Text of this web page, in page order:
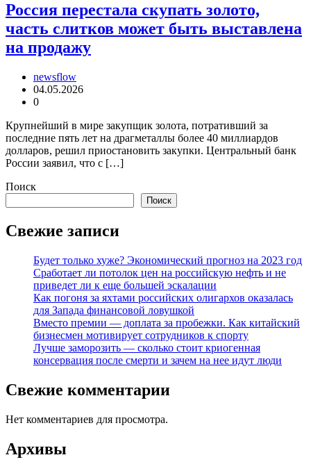
Россия перестала скупать золото,
часть слитков может быть выставлена
на продажу
newsflow
04.05.2026
0
Крупнейший в мире закупщик золота, потративший за
последние пять лет на драгметаллы более 40 миллиардов
долларов, решил приостановить закупки. Центральный банк
России заявил, что с […]
Поиск
Поиск
Свежие записи
Будет только хуже? Экономический прогноз на 2023 год
Сработает ли потолок цен на российскую нефть и не
приведет ли к еще большей эскалации
Как погоня за яхтами российских олигархов оказалась
для Запада финансовой ловушкой
Вместо премии — доплата за пробежки. Как китайский
бизнесмен мотивирует сотрудников к спорту
Лучше заморозить — сколько стоит криогенная
консервация после смерти и зачем на нее идут люди
Свежие комментарии
Нет комментариев для просмотра.
Архивы